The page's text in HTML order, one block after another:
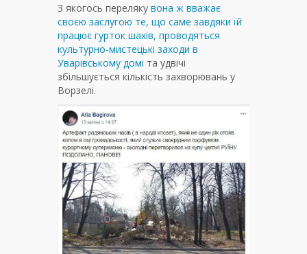
З якогось переляку вона ж вважає
своєю заслугою те, що саме завдяки їй
працює гурток шахів, проводяться
культурно-мистецькі заходи в
Уварівському домі та удвічі
збільшується кількість захворювань у
Ворзелі.